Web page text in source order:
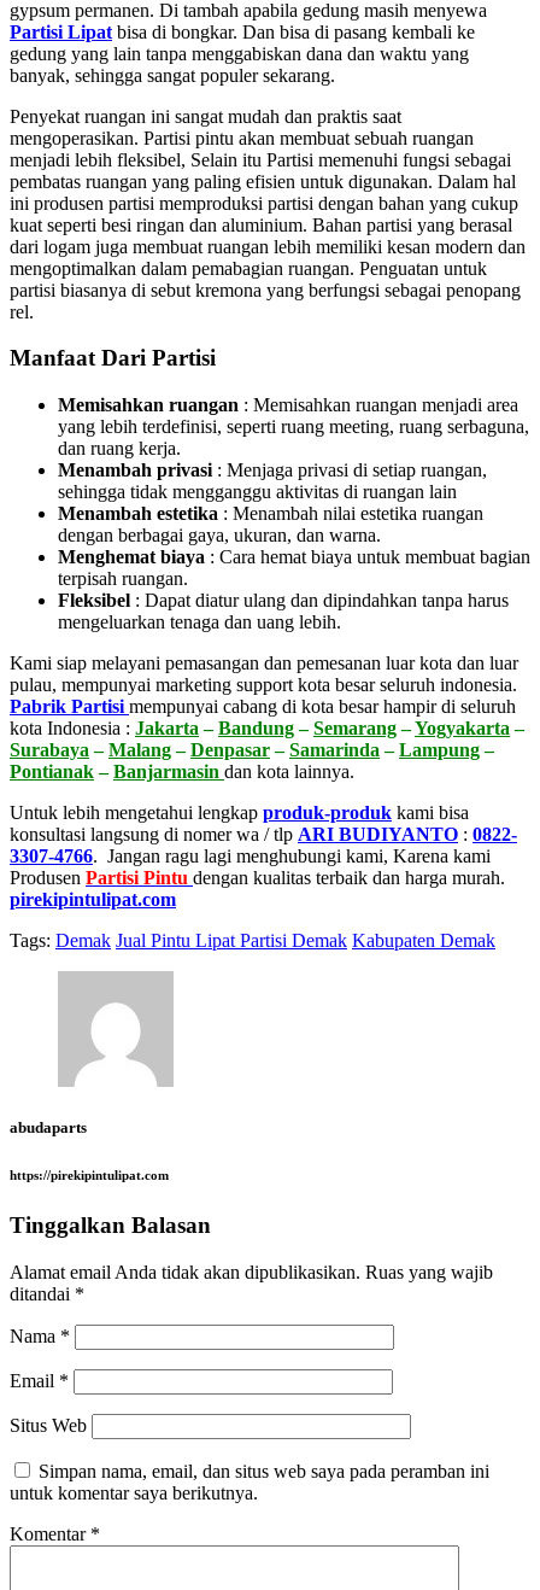
gypsum permanen. Di tambah apabila gedung masih menyewa
Partisi Lipat bisa di bongkar. Dan bisa di pasang kembali ke
gedung yang lain tanpa menggabiskan dana dan waktu yang
banyak, sehingga sangat populer sekarang.
Penyekat ruangan ini sangat mudah dan praktis saat
mengoperasikan. Partisi pintu akan membuat sebuah ruangan
menjadi lebih fleksibel, Selain itu Partisi memenuhi fungsi sebagai
pembatas ruangan yang paling efisien untuk digunakan. Dalam hal
ini produsen partisi memproduksi partisi dengan bahan yang cukup
kuat seperti besi ringan dan aluminium. Bahan partisi yang berasal
dari logam juga membuat ruangan lebih memiliki kesan modern dan
mengoptimalkan dalam pemabagian ruangan. Penguatan untuk
partisi biasanya di sebut kremona yang berfungsi sebagai penopang
rel.
Manfaat Dari Partisi
Memisahkan ruangan : Memisahkan ruangan menjadi area
yang lebih terdefinisi, seperti ruang meeting, ruang serbaguna,
dan ruang kerja.
Menambah privasi : Menjaga privasi di setiap ruangan,
sehingga tidak mengganggu aktivitas di ruangan lain
Menambah estetika : Menambah nilai estetika ruangan
dengan berbagai gaya, ukuran, dan warna.
Menghemat biaya : Cara hemat biaya untuk membuat bagian
terpisah ruangan.
Fleksibel : Dapat diatur ulang dan dipindahkan tanpa harus
mengeluarkan tenaga dan uang lebih.
Kami siap melayani pemasangan dan pemesanan luar kota dan luar
pulau, mempunyai marketing support kota besar seluruh indonesia.
Pabrik Partisi mempunyai cabang di kota besar hampir di seluruh
kota Indonesia : Jakarta –Bandung–Semarang–Yogyakarta –
Surabaya –Malang–Denpasar–Samarinda –Lampung–
Pontianak–Banjarmasin dan kota lainnya.
Untuk lebih mengetahui lengkap produk-produk kami bisa
konsultasi langsung di nomer wa / tlp ARI BUDIYANTO : 0822-
3307-4766. Jangan ragu lagi menghubungi kami, Karena kami
Produsen Partisi Pintu dengan kualitas terbaik dan harga murah.
pirekipintulipat.com
Tags: Demak Jual Pintu Lipat Partisi Demak Kabupaten Demak
abudaparts
https://pirekipintulipat.com
Tinggalkan Balasan
Alamat email Anda tidak akan dipublikasikan. Ruas yang wajib
ditandai *
Nama *
Email *
Situs Web
Simpan nama, email, dan situs web saya pada peramban ini
untuk komentar saya berikutnya.
Komentar *